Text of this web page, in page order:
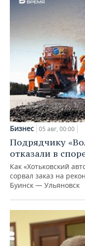
Бизнес 05 авг, 00:00
Подрядчику
отказали в
Как «Хотьковский
сорвал заказ на
Буинск — Ульяновск